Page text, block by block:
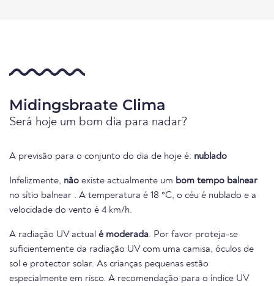
Midingsbraate Clima
Será hoje um bom dia para nadar?
A previsão para o conjunto do dia de hoje é: nublado
Infelizmente, não existe actualmente um bom tempo balnear
no sítio balnear . A temperatura é 18 °C, o céu é nublado e a
velocidade do vento é 4 km/h.
A radiação UV actual é moderada. Por favor proteja-se
suficientemente da radiação UV com uma camisa, óculos de
sol e protector solar. As crianças pequenas estão
especialmente em risco. A recomendação para o índice UV